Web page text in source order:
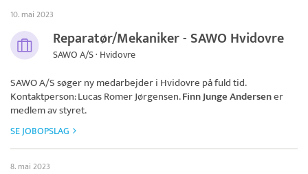
10. mai 2023
Reparatør/Mekaniker - SAWO Hvidovre
SAWO A/S · Hvidovre
SAWO A/Ssøger ny medarbejder i Hvidovre på fuld tid.
Kontaktperson: Lucas Romer Jørgensen.Finn Junge Andersener
medlem av styret.
SE JOBOPSLAG
8. mai 2023